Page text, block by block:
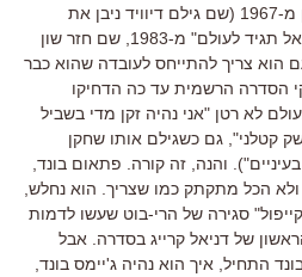
הרשמית: "קזינו רויאל" הראשון מ-1967 (שם גילם דיוויד ניבן את
ג'יימס בונד המזדקן), ו"לעולם אל תגיד לעולם" מ-1983, שם חזר שון
הוא צריך להתייחס לעובדה שהוא כבר
הסדרה הרשמית עד כה הדחיקו
לא רטן "אני נהיה זקן מדי בשביל
קטלני", גם כשגילם אותו שחקן
ב"רצח בעיניים"). והנה, זה קורה. פתאום בונד,
ולא הכל מתקתק כמו שצריך. הוא נחלש,
סגירה של הרי-בוט שעשו לדמות
של דניאל קרייג בסדרה. אבל
התחיל, איך הוא נהיה ג'יימס בונד,